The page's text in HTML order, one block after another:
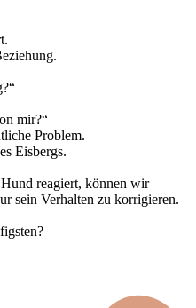
mir?“
Problem.
Eisbergs.
reagiert, können wir
sein Verhalten zu korrigieren.